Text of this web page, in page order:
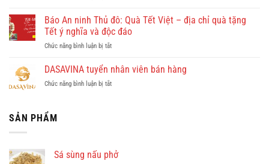
cùng
Dulichkhatvongviet.com
Báo
Định
Online
ty
cho
giúp
theo
khảo
quà
tết
cao
cho
nghiệp
Tết
Việt
Báo An ninh Thủ đô: Quà Tết Việt – địa chỉ quà tặng
Tết ý nghĩa và độc đáo
Chức năng bình luận bị tắtở
An
Thủ
chỉ
DASAVINA tuyển nhân viên bán hàng
Chức năng bình luận bị tắtở
SẢN PHẨM
Sá sùng nấu phở